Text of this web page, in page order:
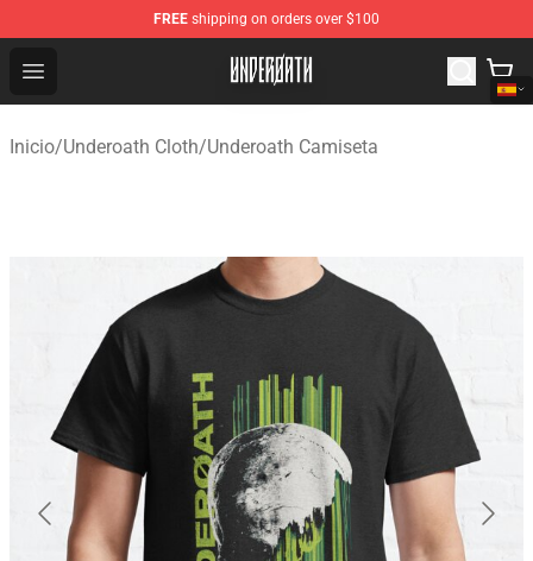
FREE shipping on orders over $100
Open menu
Underoath Store - Official Underoath Merchandise Shop
Inicio/Underoath Cloth/Underoath Camiseta